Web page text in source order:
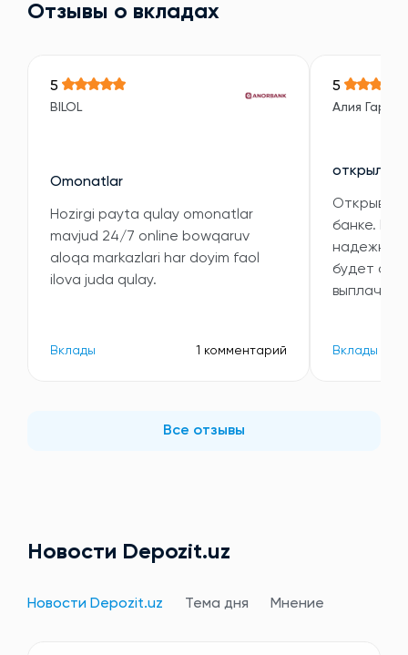
Отзывы о вкладах
5
BILOL
Omonatlar
Hozirgi payta qulay omonatlar
mavjud 24/7 online bowqaruv
aloqa markazlari har doyim faol
ilova juda qulay.
Вклады 1 комментарий
5
Алия
открыла
банке.
будет
Вклады
Все отзывы
Новости Depozit.uz
Новости Depozit.uz Тема дня Мнение